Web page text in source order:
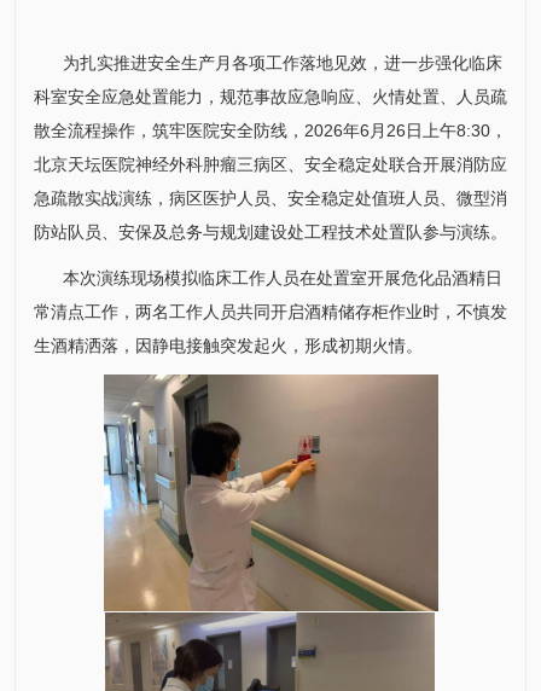
为扎实推进安全生产月各项工作落地见效，进一步强化临床
科室安全应急处置能力，规范事故应急响应、火情处置、人员疏
散全流程操作，筑牢医院安全防线，2026年6月26日上午8:30，
北京天坛医院神经外科肿瘤三病区、安全稳定处联合开展消防应
急疏散实战演练，病区医护人员、安全稳定处值班人员、微型消
防站队员、安保及总务与规划建设处工程技术处置队参与演练。
本次演练现场模拟临床工作人员在处置室开展危化品酒精日
常清点工作，两名工作人员共同开启酒精储存柜作业时，不慎发
生酒精洒落，因静电接触突发起火，形成初期火情。